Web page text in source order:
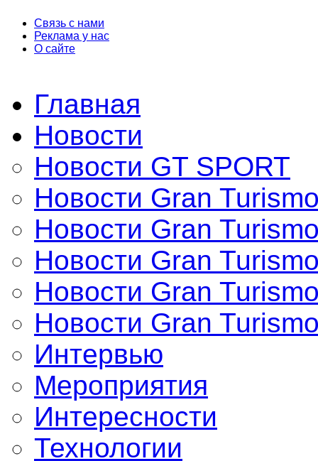
Связь с нами
Реклама у нас
О сайте
Главная
Новости
Новости GT SPORT
Новости Gran
Новости Gran
Новости Gran
Новости Gran
Новости Gran
Интервью
Мероприятия
Интересности
Технологии